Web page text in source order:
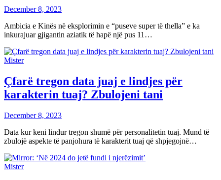
December 8, 2023
Ambicia e Kinës në eksplorimin e “puseve super të thella” e ka
inkurajuar gjigantin aziatik të hapë një pus 11…
Mister
Çfarë tregon data juaj e lindjes për
karakterin tuaj? Zbulojeni tani
December 8, 2023
Data kur keni lindur tregon shumë për personalitetin tuaj. Mund të
zbulojë aspekte të panjohura të karakterit tuaj që shpjegojnë…
Mister